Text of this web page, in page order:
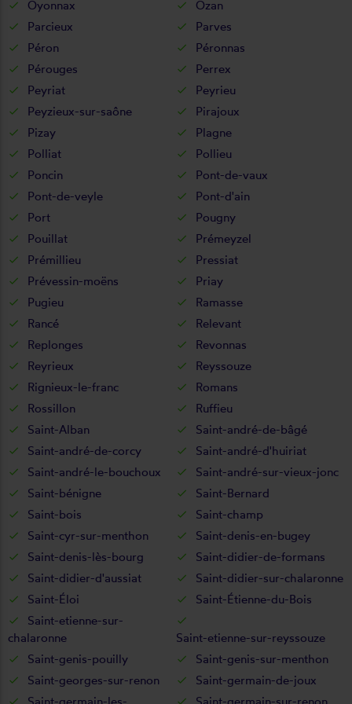
Oyonnax
Ozan
Parcieux
Parves
Péron
Péronnas
Pérouges
Perrex
Peyriat
Peyrieu
Peyzieux-sur-saône
Pirajoux
Pizay
Plagne
Polliat
Pollieu
Poncin
Pont-de-vaux
Pont-de-veyle
Pont-d'ain
Port
Pougny
Pouillat
Prémeyzel
Prémillieu
Pressiat
Prévessin-moëns
Priay
Pugieu
Ramasse
Rancé
Relevant
Replonges
Revonnas
Reyrieux
Reyssouze
Rignieux-le-franc
Romans
Rossillon
Ruffieu
Saint-Alban
Saint-andré-de-bâgé
Saint-andré-de-corcy
Saint-andré-d'huiriat
Saint-andré-le-bouchoux
Saint-andré-sur-vieux-jonc
Saint-bénigne
Saint-Bernard
Saint-bois
Saint-champ
Saint-cyr-sur-menthon
Saint-denis-en-bugey
Saint-denis-lès-bourg
Saint-didier-de-formans
Saint-didier-d'aussiat
Saint-didier-sur-chalaronne
Saint-Éloi
Saint-Étienne-du-Bois
Saint-etienne-sur-
chalaronne
Saint-etienne-sur-reyssouze
Saint-genis-pouilly
Saint-genis-sur-menthon
Saint-georges-sur-renon
Saint-germain-de-joux